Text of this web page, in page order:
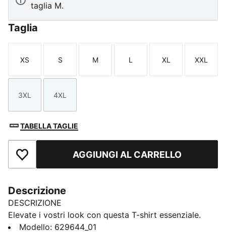
taglia M.
Taglia
Taglia
XS
Taglia
S
Taglia
M
Taglia
L
Taglia
XL
Taglia
XXL
Taglia
3XL
Taglia
4XL
TABELLA TAGLIE
Aggiungi ai PreferitiAGGIUNGI AL CARRELLO
Descrizione
DESCRIZIONE
Elevate i vostri look con questa T-shirt essenziale.
Caratterizzata da un elegante logo ricamato sul petto,
Modello: 629644_01